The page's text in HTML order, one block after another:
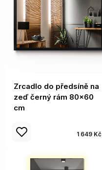
Zrcadlo do předsíně na
zeď černý rám 80x60
cm
1 649 Kč